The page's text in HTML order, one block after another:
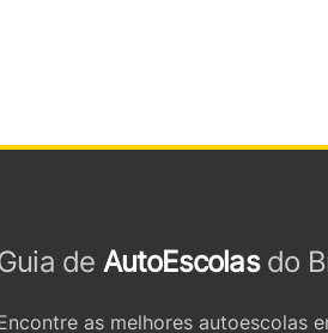
de AutoEscolasdo
as melhores autoescolas